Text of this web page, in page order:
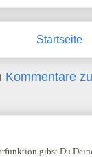
Startseite
Kommentare
gibst Du